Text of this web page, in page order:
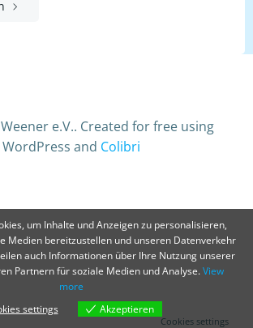
e.V.. Created for free using
WordPress and Colibri
um Inhalte und Anzeigen zu personalisieren,
Medien bereitzustellen und unseren Datenverkehr
auch Informationen über Ihre Nutzung unserer
Partnern für soziale Medien und Analyse.View
more
settings
Akzeptieren
Cookies settings